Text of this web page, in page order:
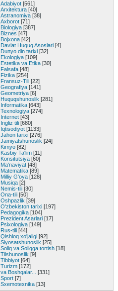
Adabiyot [561]
Arxitektura [40]
Astranomiya [38]
Axborot [71]
Biologiya [387]
Biznes [47]
Bojxona [42]
Davlat Huquq Asoslari [4]
Dunyo din tarixi [32]
Ekologiya [109]
Estetika va Etika [30]
Falsafa [48]
Fizika [254]
Fransuz-Tili [22]
Geografiya [141]
Geometriya [6]
Huquqshunoslik [281]
Informatika [643]
Texnologiya [274]
Internet [43]
Ingliz tili [680]
Iqtisodiyot [1133]
Jahon tarixi [276]
Jamiyatshunoslik [24]
Kimyo [82]
Kasbiy Ta'lim [11]
Konsitutsiya [60]
Ma'naviyat [48]
Matematika [89]
Milliy G'oya [128]
Musiqa [2]
Nemis-tili [30]
Ona-tili [50]
Oshpazlik [39]
O'zbekiston tarixi [197]
Pedagogika [104]
Prezident Asarlari [17]
Psixologiya [149]
Rus-tili [44]
Qishloq xo'jaligi [92]
Siyosatshunoslik [25]
Soliq va Soliqga tortish [18]
Tilshunoslik [9]
Tibbiyot [64]
Turizm [172]
va Boshqalar...
[331]
Sport [7]
Sxemotexnika [13]